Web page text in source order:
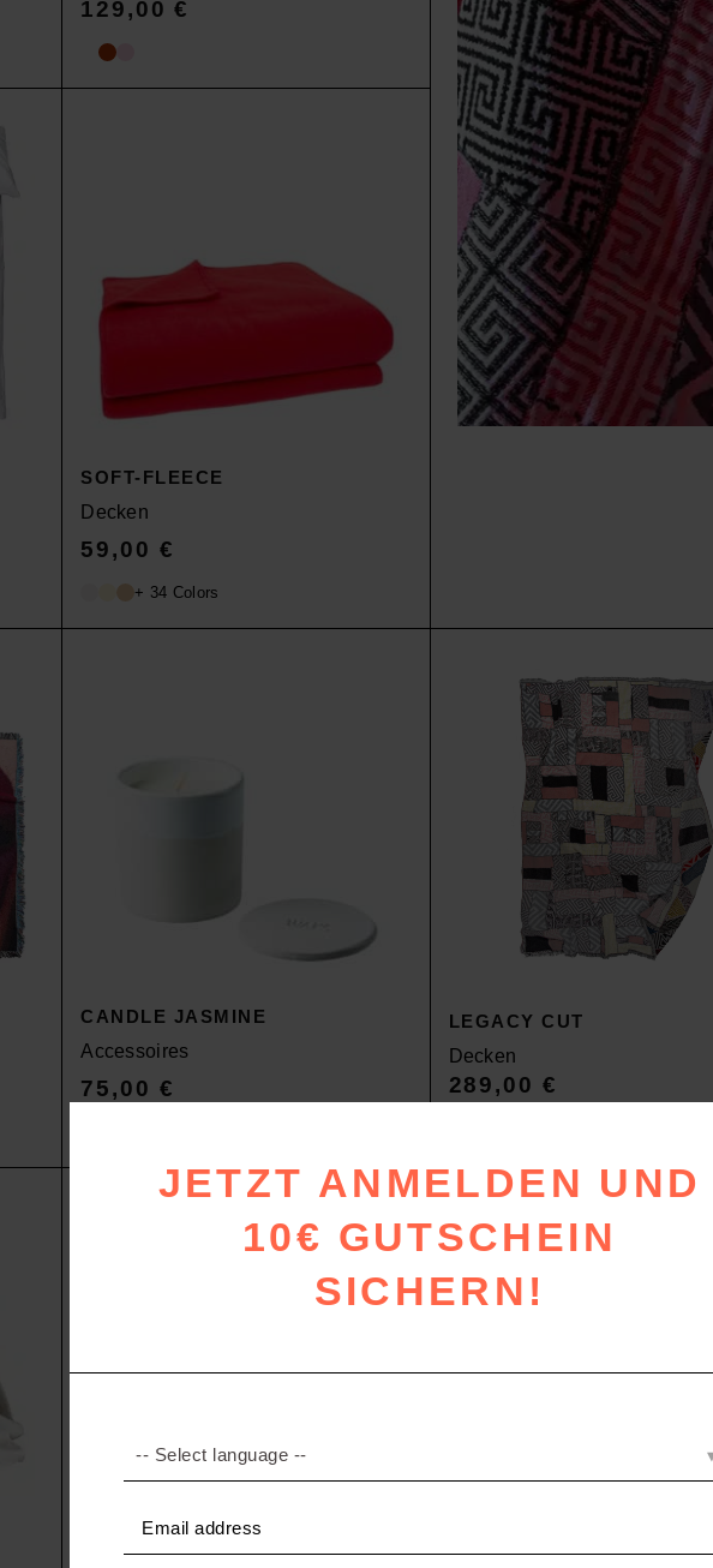
SALE SALE
129,00€
SOFT-FLEECE
Decken
59,00 €
+ 34 Colors
CANDLE JASMINE
Accessoires
75,00 €
LEGACY CUT
Decken
289,00 €
STAY
SOFT-FLEECE
JETZT ANMELDEN UND
10€ GUTSCHEIN
SICHERN!